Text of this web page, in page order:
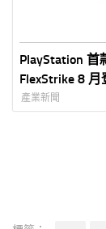
PlayStation 首
FlexStrike 8
步開戰
產業新聞